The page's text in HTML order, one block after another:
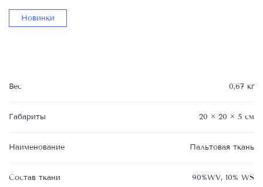
Новинки
Вес 0,67 кг
Габариты 20 × 20 × 5 см
Наименование Пальтовая ткань
Состав ткани 90%WV, 10% WS